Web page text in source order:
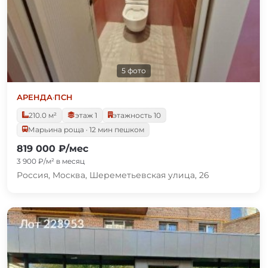
5 фото
АРЕНДА·ПСН
210.0 м²
этаж 1
этажность 10
Марьина роща · 12 мин пешком
819 000 ₽/мес
3 900 ₽/м² в месяц
Россия, Москва, Шереметьевская улица, 26